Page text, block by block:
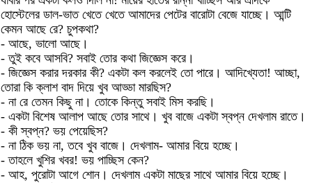
হোস্টেলের ডাল-ভাত খেতে খেতে আমাদের পেটের বারোটা বেজে যাচ্ছে। আন্টি
কেমন আছে রে? চুপকথা?
- আছে, ভালো আছে।
- তুই কবে আসবি? সবাই তোর কথা জিজ্ঞেস করে।
- জিজ্ঞেস করার দরকার কী? একটা কল করলেই তো পারে। আদিখ্যেতা! আচ্ছা,
তোরা কি ক্লাশ বাদ দিয়ে খুব আড্ডা মারছিস?
- না রে তেমন কিছু না। তোকে কিন্তু সবাই মিস করছি।
- একটা বিশেষ আলাপ আছে তোর সাথে। খুব বাজে একটা স্বপ্ন দেখলাম রাতে।
- কী স্বপ্ন? ভয় পেয়েছিস?
- না ঠিক ভয় না, তবে খুব বাজে। দেখলাম- আমার বিয়ে হচ্ছে।
- তাহলে খুশির খবর! ভয় পাচ্ছিস কেন?
- আহ, পুরোটা আগে শোন। দেখলাম একটা মাছের সাথে আমার বিয়ে হচ্ছে।